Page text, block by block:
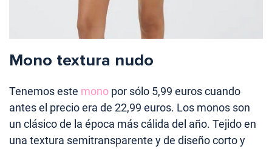
Mono textura nudo
Tenemos este mono por sólo 5,99 euros cuando
antes el precio era de 22,99 euros. Los monos son
un clásico de la época más cálida del año. Tejido en
una textura semitransparente y de diseño corto y